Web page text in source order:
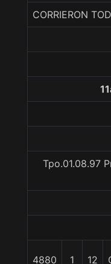
CORRIERON
Tpo.01.08.97
4880 1 12